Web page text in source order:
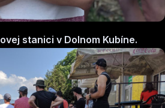
stanici v Dolnom Kubíne.